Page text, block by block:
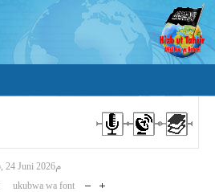
Jumatano, 24 Juni 2026م
ukubwa wa font